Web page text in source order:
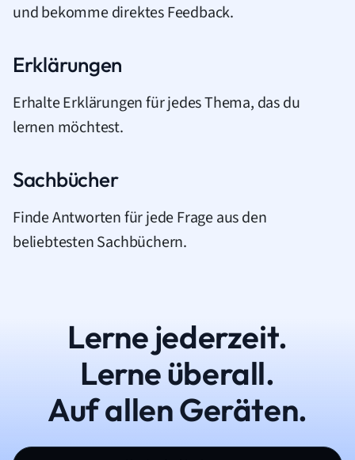
und bekomme direktes Feedback.
Erklärungen
Erhalte Erklärungen für jedes Thema, das du
lernen möchtest.
Sachbücher
Finde Antworten für jede Frage aus den
beliebtesten Sachbüchern.
Lerne jederzeit.
Lerne überall.
Auf allen Geräten.